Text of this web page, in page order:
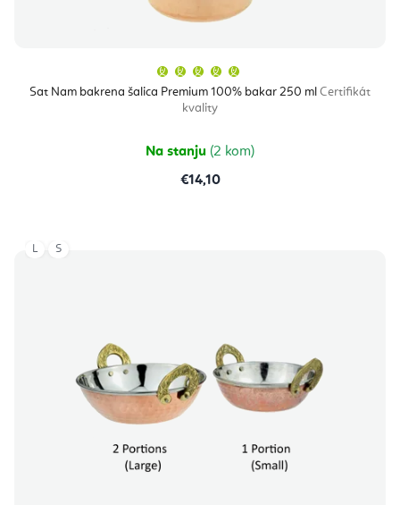
Sat Nam bakrena šalica Premium 100% bakar 250 ml Certifikát
kvality
proizvoda
je
zvjezdica.
Na stanju (2 kom)
€14,10
L S